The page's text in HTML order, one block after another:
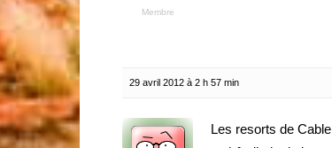
Membre
29 avril 2012 à 2 h 57 min
Les resorts de